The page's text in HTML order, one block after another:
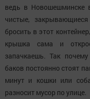
ведь в Новошешминске
чистые,
бросить в этот
крышка сама и
запачкаешь. Так
баков постоянно стоят
минут и кошки или
разносит мусор по улице.